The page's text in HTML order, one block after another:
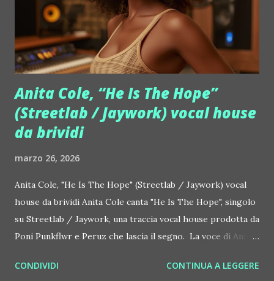
inedito tra cena a buffet, ballerini, acrobati ed atmosfere
rosso fuoco. Special guest della serata è Bianca Atzei,
artista dalla voce potente e intensa, che renderà l'evento
ancora più infuo...
Anita Cole, “He Is The Hope”
(Streetlab / Jaywork) vocal house
da brividi
marzo 26, 2026
Anita Cole, "He Is The Hope" (Streetlab / Jaywork) vocal
house da brividi Anita Cole canta "He Is The Hope", singolo
su Streetlab / Jaywork, una traccia vocal house prodotta da
Poni Punkflwr e Peruz che lascia il segno. La voce di Anita
costruzione elettronica in un equilibrio raffinato. Il brano si
CONDIVIDI CONTINUA A LEGGERE